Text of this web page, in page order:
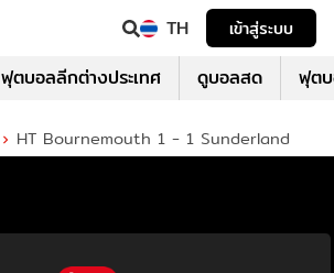
TH เข้าสู่ระบบ
ฟุตบอลลีกต่างประเทศ ดูบอลสด ฟุต
HT Bournemouth 1 - 1 Sunderland